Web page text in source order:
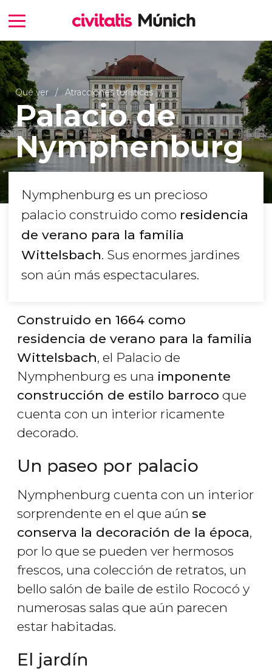
Qué ver Atracciones turísticas
Palacio de
Nymphenburg
Nymphenburg es un precioso
palacio construido como residencia
de verano para la familia
Wittelsbach. Sus enormes jardines
son aún más espectaculares.
Construido en 1664 como
residencia de verano para la familia
Wittelsbach, el Palacio de
Nymphenburg es una imponente
construcción de estilo barroco que
cuenta con un interior ricamente
decorado.
Un paseo por palacio
Nymphenburg cuenta con un interior
sorprendente en el que aún se
conserva la decoración de la época,
por lo que se pueden ver hermosos
frescos, una colección de retratos, un
bello salón de baile de estilo Rococó y
numerosas salas que aún parecen
estar habitadas.
El jardín